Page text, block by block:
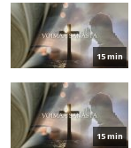
15 min
15 min